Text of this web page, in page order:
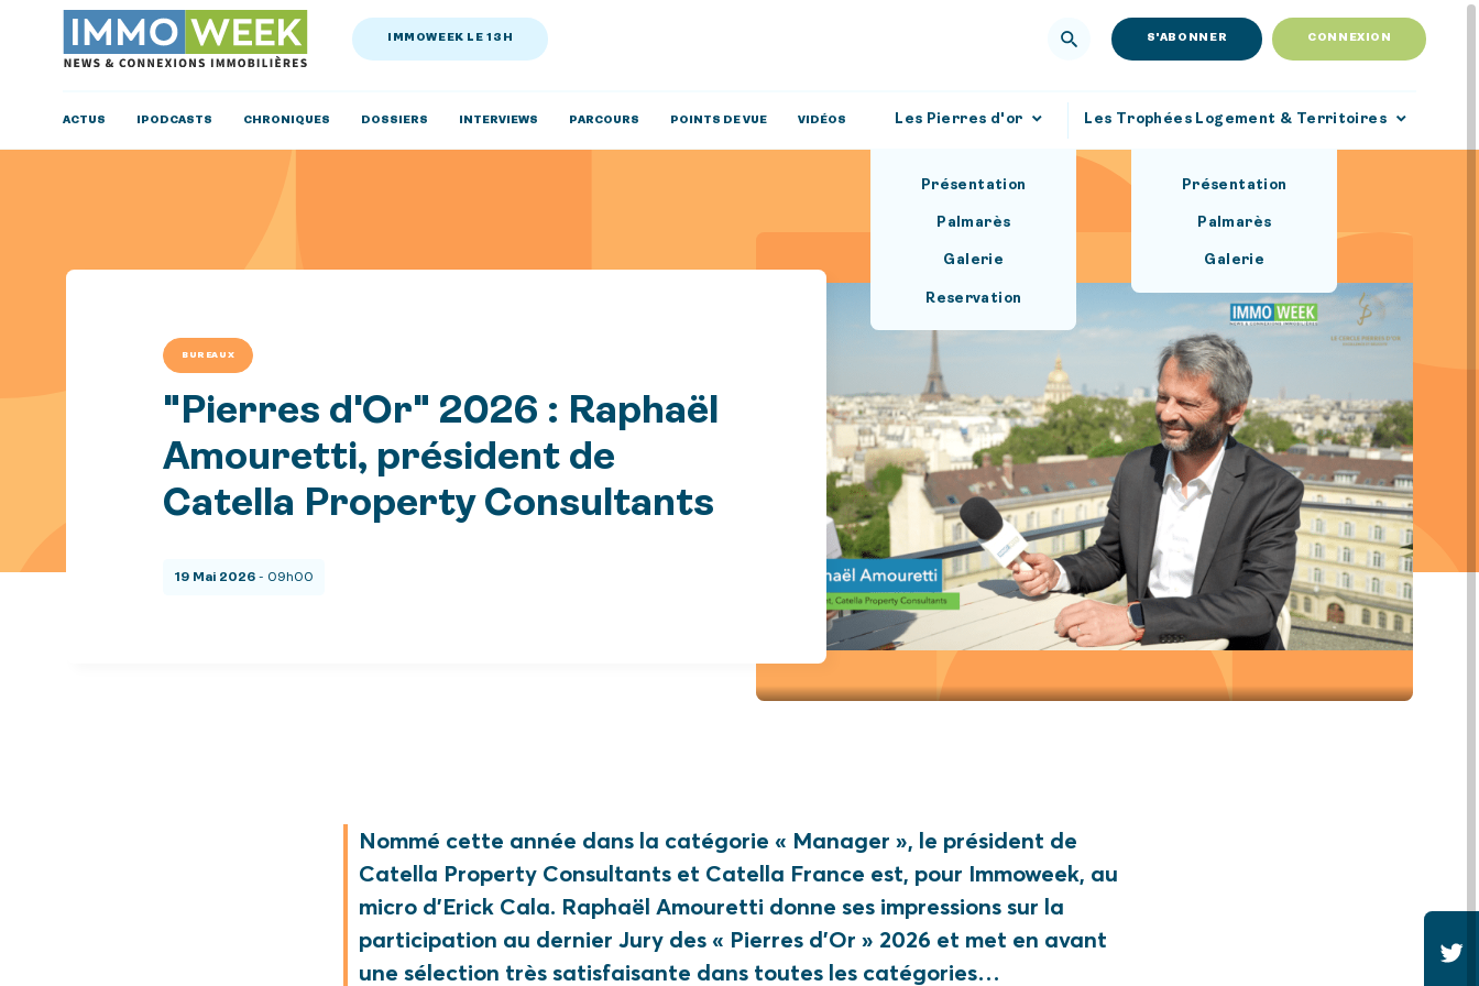
IMMOWEEK LE 13H S'ABONNER CONNEXION
ACTUS IPODCASTS CHRONIQUES DOSSIERS INTERVIEWS PARCOURS POINTS DE VUE VIDÉOS Les Pierres d'or
Présentation
Palmarès
Galerie
Reservation
Les Trophées Logement & Territoires
Présentation
Palmarès
Galerie
BUREAUX
"Pierres d'Or" 2026 : Raphaël
Amouretti, président de
Catella Property Consultants
19 Mai 2026 - 09h00
Nommé cette année dans la catégorie « Manager », le président de
Catella Property Consultants et Catella France est, pour Immoweek, au
micro d’Erick Cala. Raphaël Amouretti donne ses impressions sur la
participation au dernier Jury des « Pierres d’Or » 2026 et met en avant
une sélection très satisfaisante dans toutes les catégories…